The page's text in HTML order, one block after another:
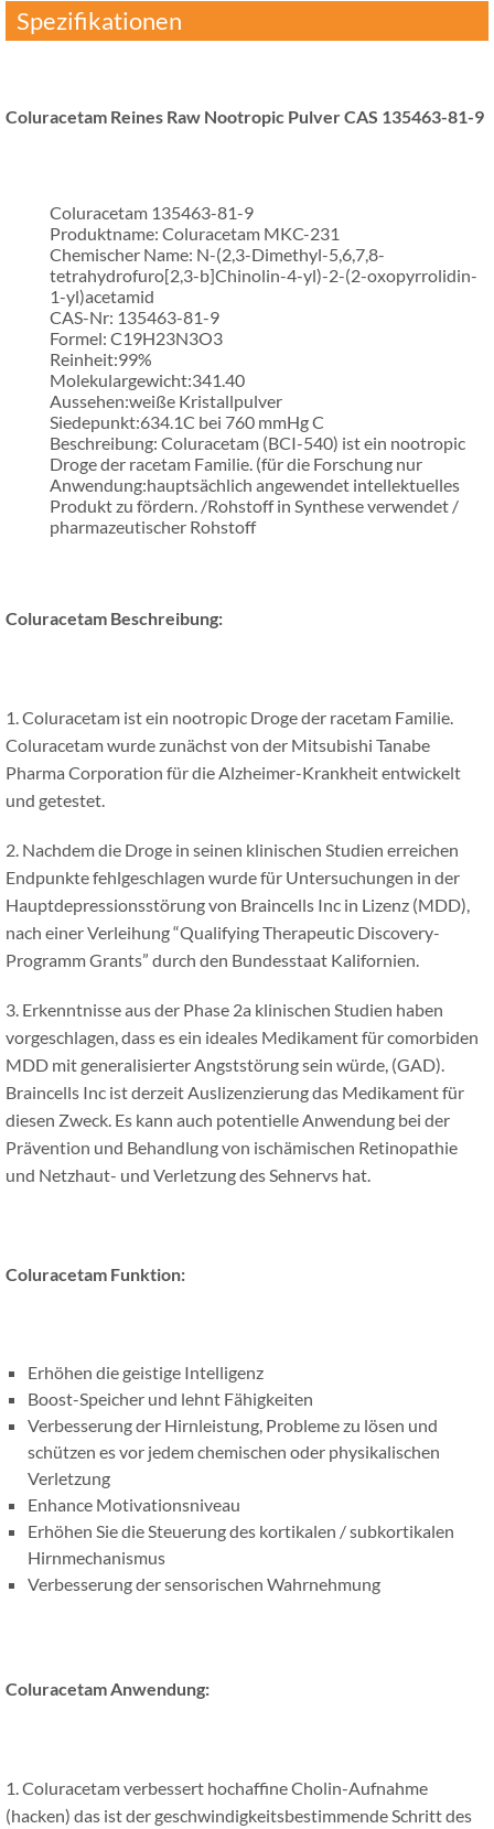
Spezifikationen
Coluracetam Reines Raw Nootropic Pulver CAS 135463-81-9
Coluracetam 135463-81-9
Produktname: Coluracetam MKC-231
Chemischer Name: N-(2,3-Dimethyl-5,6,7,8-
tetrahydrofuro[2,3-b]Chinolin-4-yl)-2-(2-oxopyrrolidin-
1-yl)acetamid
CAS-Nr: 135463-81-9
Formel: C19H23N3O3
Reinheit:99%
Molekulargewicht:341.40
Aussehen:weiße Kristallpulver
Siedepunkt:634.1C bei 760 mmHg C
Beschreibung: Coluracetam (BCI-540) ist ein nootropic
Droge der racetam Familie. (für die Forschung nur
Anwendung:hauptsächlich angewendet intellektuelles
Produkt zu fördern. /Rohstoff in Synthese verwendet /
pharmazeutischer Rohstoff
Coluracetam Beschreibung:
1. Coluracetam ist ein nootropic Droge der racetam Familie.
Coluracetam wurde zunächst von der Mitsubishi Tanabe
Pharma Corporation für die Alzheimer-Krankheit entwickelt
und getestet.
2. Nachdem die Droge in seinen klinischen Studien erreichen
Endpunkte fehlgeschlagen wurde für Untersuchungen in der
Hauptdepressionsstörung von Braincells Inc in Lizenz (MDD),
nach einer Verleihung “Qualifying Therapeutic Discovery-
Programm Grants” durch den Bundesstaat Kalifornien.
3. Erkenntnisse aus der Phase 2a klinischen Studien haben
vorgeschlagen, dass es ein ideales Medikament für comorbiden
MDD mit generalisierter Angststörung sein würde, (GAD).
Braincells Inc ist derzeit Auslizenzierung das Medikament für
diesen Zweck. Es kann auch potentielle Anwendung bei der
Prävention und Behandlung von ischämischen Retinopathie
und Netzhaut- und Verletzung des Sehnervs hat.
Coluracetam Funktion:
Erhöhen die geistige Intelligenz
Boost-Speicher und lehnt Fähigkeiten
Verbesserung der Hirnleistung, Probleme zu lösen und
schützen es vor jedem chemischen oder physikalischen
Verletzung
Enhance Motivationsniveau
Erhöhen Sie die Steuerung des kortikalen / subkortikalen
Hirnmechanismus
Verbesserung der sensorischen Wahrnehmung
Coluracetam Anwendung:
1. Coluracetam verbessert hochaffine Cholin-Aufnahme
(hacken) das ist der geschwindigkeitsbestimmende Schritt des